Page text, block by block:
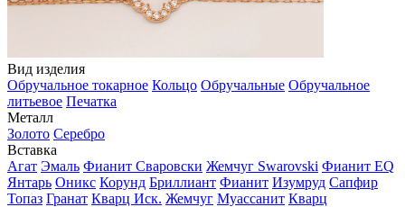
Вид изделия
Обручальное токарное Кольцо Обручальные Обручальное
литьевое Печатка
Металл
Золото Серебро
Вставка
Агат Эмаль Фианит Сваровски Жемчуг Swarovski Фианит EQ
Янтарь Оникс Корунд Бриллиант Фианит Изумруд Сапфир
Топаз Гранат Кварц Иск. Жемчуг Муассанит Кварц